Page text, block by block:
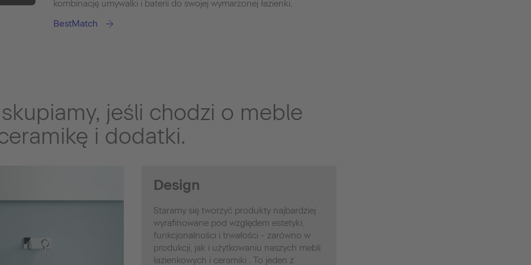
kombinację umywalki i baterii do swojej wymarzonej łazienki.
BestMatch
jeśli chodzi o meble
i dodatki.
Design
Staramy się tworzyć produkty najbardziej
wyrafinowane pod względem estetyki,
funkcjonalności i trwałości - zarówno w
produkcji, jak i użytkowaniu naszych mebli
łazienkowych i ceramiki . To jeden z